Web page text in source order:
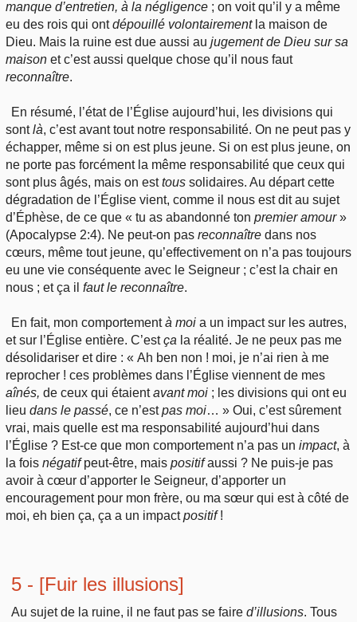
manque d’entretien, à la négligence ; on voit qu’il y a même
eu des rois qui ontdépouillé volontairementla maison de
Dieu. Mais la ruine est due aussi au jugement de Dieu sur sa
maison et c’est aussi quelque chose qu’il nous faut
reconnaître.
En résumé, l’état de l’Église aujourd’hui, les divisions qui
sontlà, c’est avant tout notre responsabilité. On ne peut pas y
échapper, même si on est plus jeune. Si on est plus jeune, on
ne porte pas forcément la même responsabilité que ceux qui
sont plus âgés, mais on esttous solidaires. Au départ cette
dégradation de l’Église vient, comme il nous est dit au sujet
d’Éphèse, de ce que « tu as abandonné ton premier amour»
(Apocalypse 2:4). Ne peut-on pas reconnaître dans nos
cœurs, même tout jeune, qu’effectivement on n’a pas toujours
eu une vie conséquente avec le Seigneur ; c’est la chair en
nous ; et ça il faut le reconnaître.
En fait, mon comportementà moi a un impact sur les autres,
et sur l’Église entière. C’estça la réalité. Je ne peux pas me
désolidariser et dire : « Ah ben non ! moi, je n’ai rien à me
reprocher ! ces problèmes dans l’Église viennent de mes
aînés, de ceux qui étaientavant moi ; les divisions qui ont eu
lieu dans le passé, ce n’estpas moi… » Oui, c’est sûrement
vrai, mais quelle est ma responsabilité aujourd’hui dans
l’Église ? Est-ce que mon comportement n’a pas un impact, à
la fois négatifpeut-être, mais positifaussi ? Ne puis-je pas
avoir à cœur d’apporter le Seigneur, d’apporter un
encouragement pour mon frère, ou ma sœur qui est à côté de
moi, eh bien ça, ça a un impactpositif!
5 - [Fuir les illusions]
Au sujet de la ruine, il ne faut pas se faired’illusions. Tous